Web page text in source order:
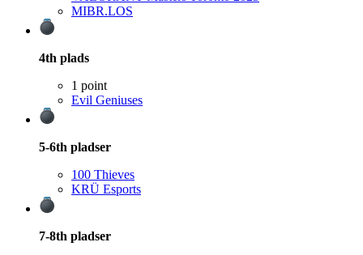
MIBR.LOS
4th plads
1 point
Evil Geniuses
5-6th pladser
100 Thieves
KRÜ Esports
7-8th pladser